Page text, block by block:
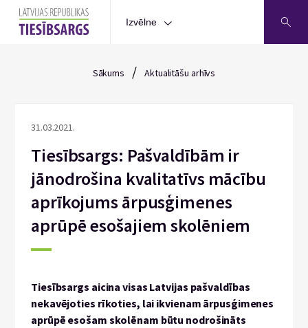
Izvēlne
Sākums / Aktualitāšu arhīvs
31.03.2021.
Tiesībsargs: Pašvaldībām ir
jānodrošina kvalitatīvs mācību
aprīkojums ārpusģimenes
aprūpē esošajiem skolēniem
Tiesībsargs aicina visas Latvijas pašvaldības
nekavējoties rīkoties, lai ikvienam ārpusģimenes
aprūpē esošam skolēnam būtu nodrošināts